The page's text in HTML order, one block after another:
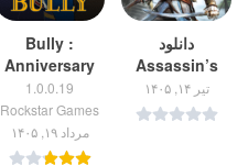
دانلود
Assassin’s
Creed IV:
Black Flag
تیر ۱۴, ۱۴۰۵
Bully :
Anniversary
Edition مود |
دانلود بازی بولی
+ نسخه مود شده
اندروید
1.0.0.19
Rockstar Games
مرداد ۱۹, ۱۴۰۵